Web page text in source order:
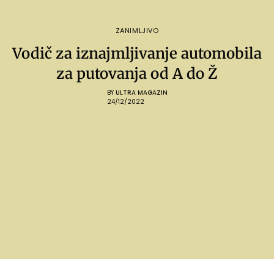
ZANIMLJIVO
Vodič za iznajmljivanje automobila
za putovanja od A do Ž
BY ULTRA MAGAZIN
24/12/2022